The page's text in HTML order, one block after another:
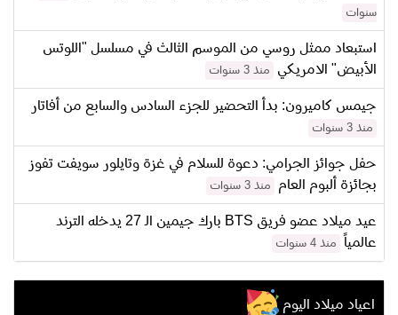
سنوات
استبعاد ممثل روسي من الموسم الثالث في مسلسل "اللوتس
الأبيض" الامريكي
منذ 3 سنوات
جيمس كاميرون: بدأ التحضير للجزء السادس والسابع من أفاتار
منذ 3 سنوات
حفل جوائز الجرامي: دعوة للسلام في غزة وتايلور سويفت تفوز
بجائزة ألبوم العام
منذ 3 سنوات
عيد ميلاد عضو فريق BTS بارك جيمين الـ 27 يدخله الترند
عالمياً
منذ 4 سنوات
اعياد ميلاد اليوم